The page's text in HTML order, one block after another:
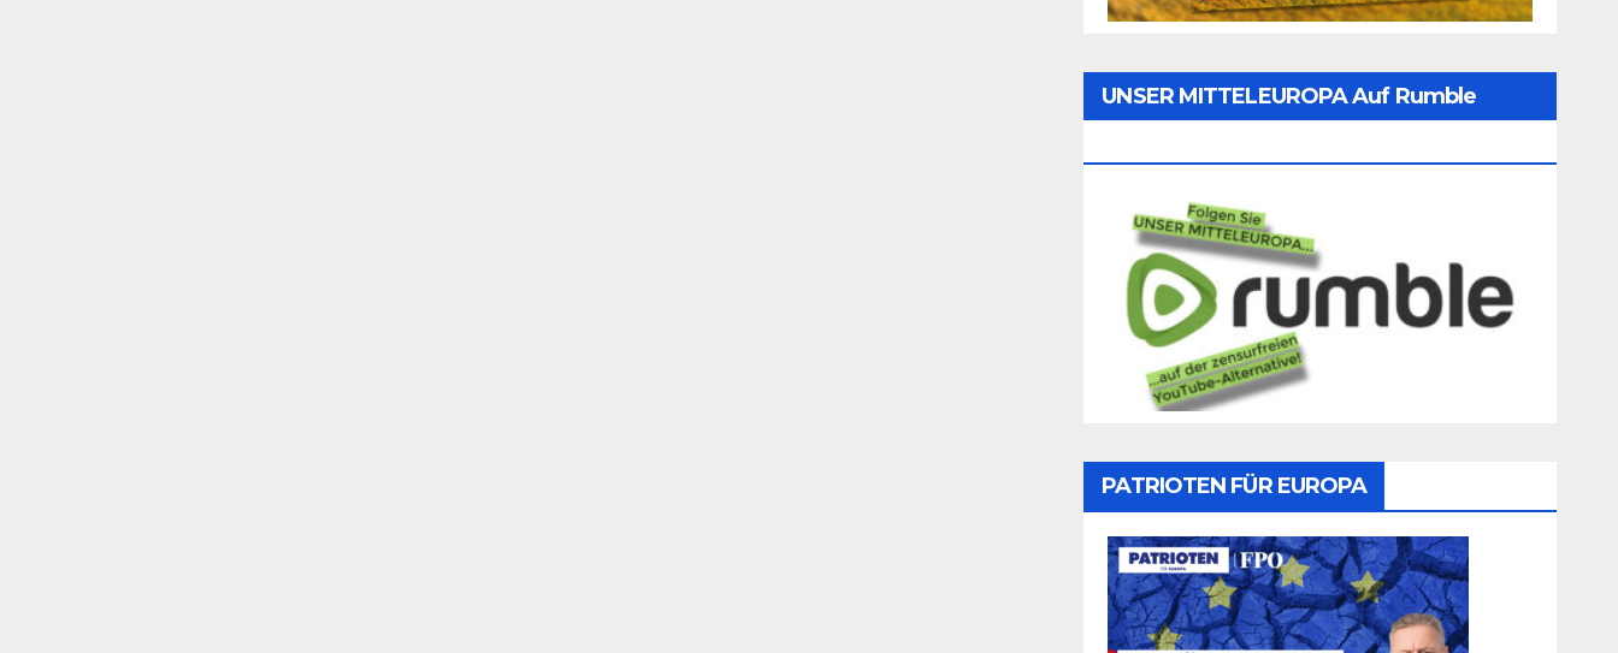
UNSER MITTELEUROPA Auf Rumble
PATRIOTEN FÜR EUROPA